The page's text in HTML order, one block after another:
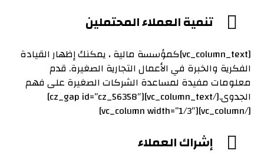
تنمية العملاء المحتملين
[vc_column_text]كمؤسسة مالية ، يمكنك إظهار القيادة
الفكرية والخبرة في الأعمال التجارية الصغيرة. قدم
معلومات مفيدة لمساعدة الشركات الصغيرة على فهم
الجدوى.[/vc_column_text][cz_gap id=”cz_56358″]
[/vc_column][vc_column width=”1/3″]
إشراك العملاء